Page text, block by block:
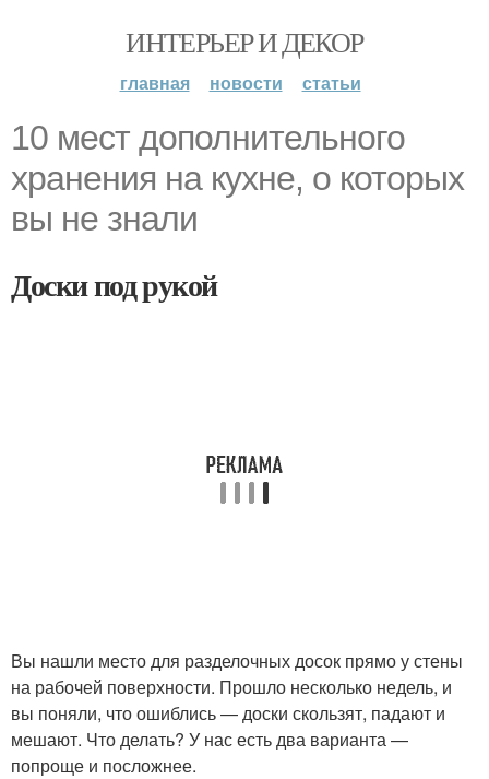
ИНТЕРЬЕР И ДЕКОР
главная новости статьи
10 мест дополнительного
хранения на кухне, о которых
вы не знали
Доски под рукой
Вы нашли место для разделочных досок прямо у стены
на рабочей поверхности. Прошло несколько недель, и
вы поняли, что ошиблись — доски скользят, падают и
мешают. Что делать? У нас есть два варианта —
попроще и посложнее.